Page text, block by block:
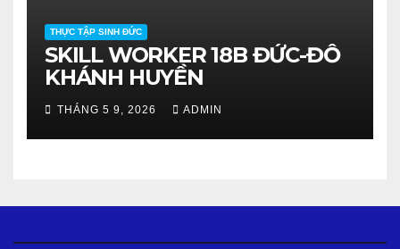
THỰC TẬP SINH ĐỨC
SKILL WORKER 18B ĐỨC-ĐỖ
KHÁNH HUYỀN
THÁNG 5 9, 2026 ADMIN